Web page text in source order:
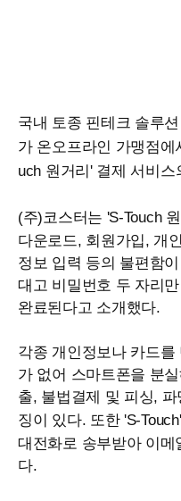
국내 토종 핀테크 솔루
가 온오프라인 가맹점
uch 원거리' 결제 서비
(주)코스터는 'S-Touch원
다운로드, 회원가입, 개
정보 입력 등의 불편함
대고 비밀번호 두 자리
완료된다고 소개했다.
각종 개인정보나 카드
가 없어 스마트폰을 분
출, 불법결제 및 피싱,
징이 있다. 또한 'S-Touch
대전화로 송부받아 이메
다.